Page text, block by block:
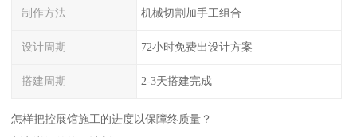
制作方法 机械切割加手工组合
设计周期 72小时免费出设计方案
搭建周期 2-3天搭建完成
怎样把控展馆施工的进度以保障终质量？